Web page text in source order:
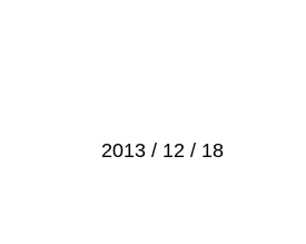
2013 / 12 / 18